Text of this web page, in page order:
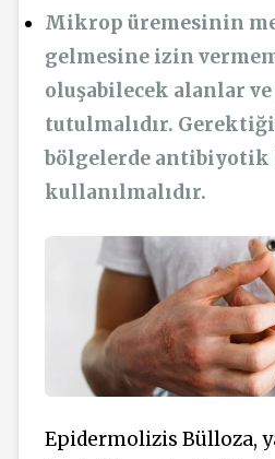
Mikrop üremesinin
gelmesine izin
oluşabilecek alanlar
tutulmalıdır.
bölgelerde
kullanılmalıdır.
Epidermolizis Bülloza,